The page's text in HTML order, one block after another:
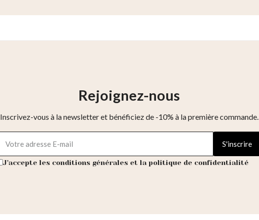
Rejoignez-nous
Inscrivez-vous à la newsletter et bénéficiez de -10% à la première commande.
S'inscrire
J'accepte les conditions générales et la politique de confidentialité